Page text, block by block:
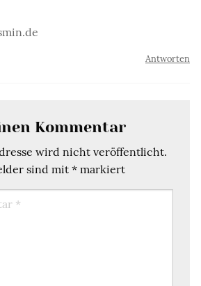
Antworten
Kommentar
wird nicht veröffentlicht.
sind mit* markiert